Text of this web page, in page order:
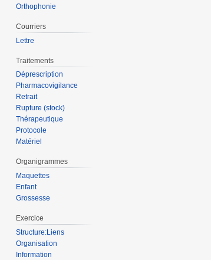
Orthophonie
Courriers
Lettre
Traitements
Déprescription
Pharmacovigilance
Retrait
Rupture (stock)
Thérapeutique
Protocole
Matériel
Organigrammes
Maquettes
Enfant
Grossesse
Exercice
Structure:Liens
Organisation
Information